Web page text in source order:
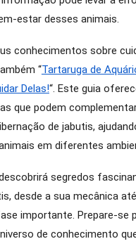
estar desses animais.
conhecimentos sobre
“Tartaruga de
Delas!“. Este guia
que podem
de jabutis,
em diferentes
segredos
desde a sua mecânica
importante. Prepare-se
de conhecimento